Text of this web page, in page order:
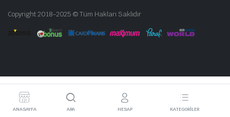
Copyright 2018-2025 © Tüm Hakları Saklıdır
ANASAYFA ARA HESAP KATEGORILER